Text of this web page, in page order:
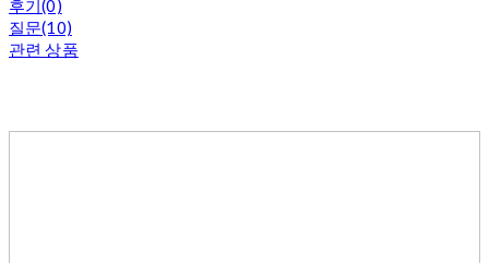
후기(0)
질문(10)
관련 상품